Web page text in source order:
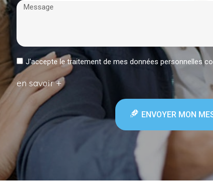
J'accepte le traitement de mes données personnelles
en savoir +
ENVOYER MON